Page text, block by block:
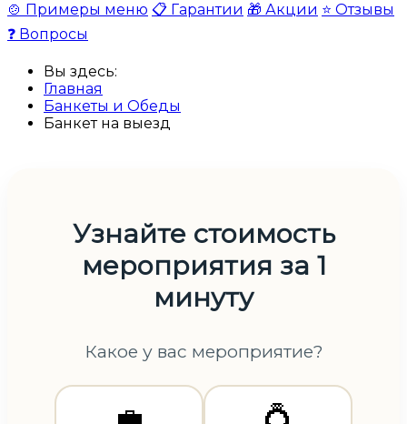
🍲 Примеры меню 📋 Гарантии 🎁 Акции ⭐ Отзывы
❓ Вопросы
Вы здесь:
Главная
Банкеты и Обеды
Банкет на выезд
Узнайте стоимость
мероприятия за 1
минуту
Какое у вас мероприятие?